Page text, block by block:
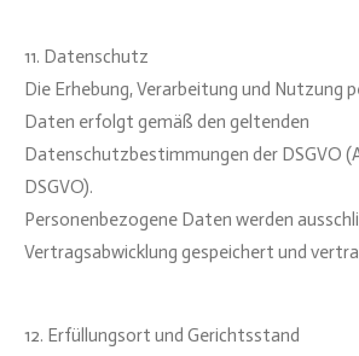
11. Datenschutz
Die Erhebung, Verarbeitung und Nutzung
Daten erfolgt gemäß den geltenden
Datenschutzbestimmungen der DSGVO
DSGVO).
Personenbezogene Daten werden
Vertragsabwicklung gespeichert und
12. Erfüllungsort und Gerichtsstand